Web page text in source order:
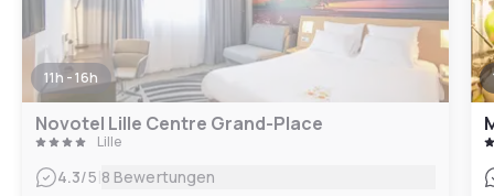
11h - 16h
Novotel Lille Centre Grand-Place
Lille
4.3/5 8 Bewertungen